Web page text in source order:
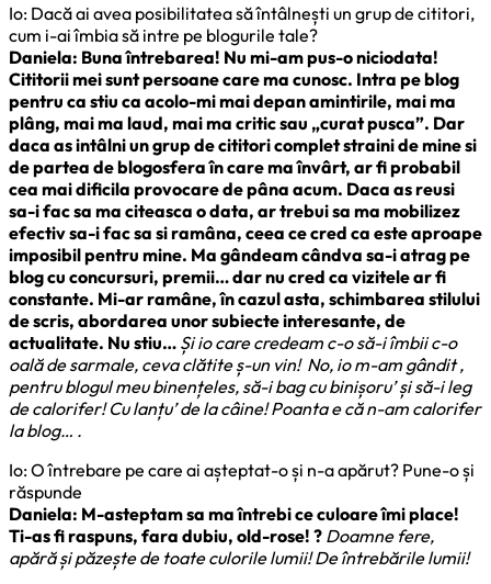
Io: Dacă ai avea posibilitatea să întâlnești un grup de cititori,
cum i-ai îmbia să intre pe blogurile tale?
Daniela: Buna întrebarea! Nu mi-am pus-o niciodata!
Cititorii mei sunt persoane care ma cunosc. Intra pe blog
pentru ca stiu ca acolo-mi mai depan amintirile, mai ma
plâng, mai ma laud, mai ma critic sau „curat pusca”. Dar
daca as intâlni un grup de cititori complet straini de mine si
de partea de blogosfera în care ma învârt, ar fi probabil
cea mai dificila provocare de pâna acum. Daca as reusi
sa-i fac sa ma citeasca o data, ar trebui sa ma mobilizez
efectiv sa-i fac sa si ramâna, ceea ce cred ca este aproape
imposibil pentru mine. Ma gândeam cândva sa-i atrag pe
blog cu concursuri, premii… dar nu cred ca vizitele ar fi
constante. Mi-ar ramâne, în cazul asta, schimbarea stilului
de scris, abordarea unor subiecte interesante, de
actualitate. Nu stiu… Și io care credeam c-o să-i îmbii c-o
oală de sarmale, ceva clătite ș-un vin! No, io m-am gândit ,
pentru blogul meu binențeles, să-i bag cu binișoru’ și să-i leg
de calorifer! Cu lanțu’ de la câine! Poanta e că n-am calorifer
la blog… .
Io: O întrebare pe care ai așteptat-o și n-a apărut? Pune-o și
răspunde
Daniela: M-asteptam sa ma întrebi ce culoare îmi place!
Ti-as fi raspuns, fara dubiu, old-rose! ? Doamne fere,
apără și păzește de toate culorile lumii! De întrebările lumii!